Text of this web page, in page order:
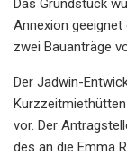
Das Grundstück
Annexion
zwei Bauanträge
Der Jadwin-
vor. Der
des an die Emma